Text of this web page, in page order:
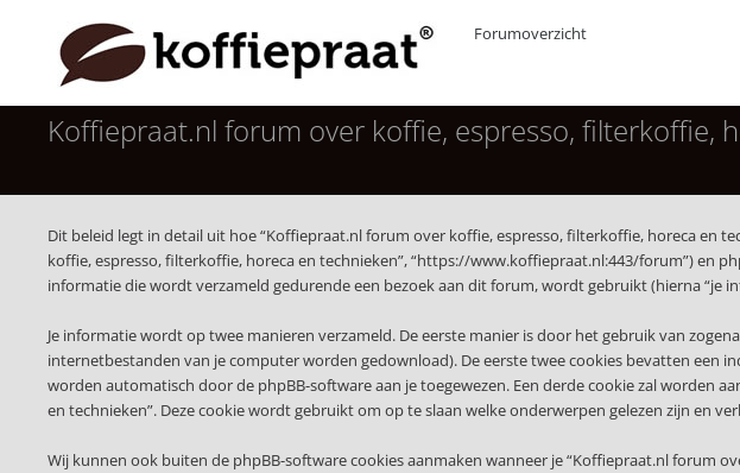
Forumoverzicht
Koffiepraat.nl forum over koffie, espresso, filterkoffie,
Dit beleid legt in detail uit hoe “Koffiepraat.nl forum over koffie, espresso, filterkoffie, horeca en
koffie, espresso, filterkoffie, horeca en technieken”, “https://www.koffiepraat.nl:443/forum”) en
informatie die wordt verzameld gedurende een bezoek aan dit forum, wordt gebruikt (hierna “je
Je informatie wordt op twee manieren verzameld. De eerste manier is door het gebruik van
internetbestanden van je computer worden gedownload). De eerste twee cookies bevatten een
worden automatisch door de phpBB-software aan je toegewezen. Een derde cookie zal worden
en technieken”. Deze cookie wordt gebruikt om op te slaan welke onderwerpen gelezen zijn en
Wij kunnen ook buiten de phpBB-software cookies aanmaken wanneer je “Koffiepraat.nl forum